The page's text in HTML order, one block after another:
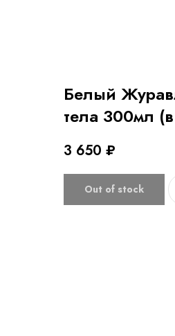
Белый
тела 300мл
3 650 ₽
Out of stock